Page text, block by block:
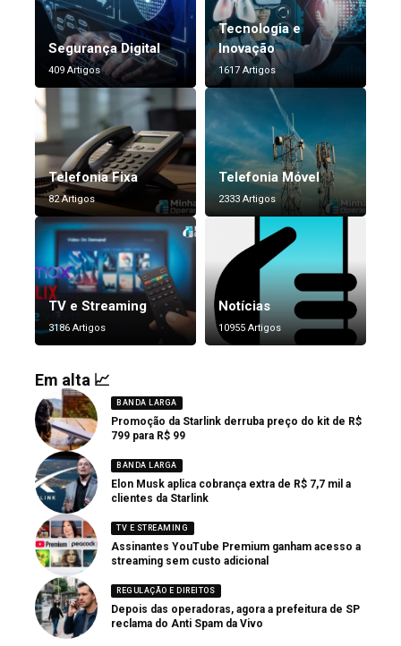
Segurança Digital
409 Artigos
Tecnologia e
Inovação
1617 Artigos
Telefonia Fixa
82 Artigos
Telefonia Móvel
2333 Artigos
TV e Streaming
3186 Artigos
Notícias
10955 Artigos
Em alta 📈
BANDA LARGA
Promoção da Starlink derruba preço do kit de R$
799 para R$ 99
BANDA LARGA
Elon Musk aplica cobrança extra de R$ 7,7 mil a
clientes da Starlink
TV E STREAMING
Assinantes YouTube Premium ganham acesso a
streaming sem custo adicional
REGULAÇÃO E DIREITOS
Depois das operadoras, agora a prefeitura de SP
reclama do Anti Spam da Vivo